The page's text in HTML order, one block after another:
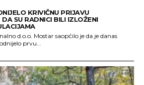
KRIVIČNU PRIJAVU
SU RADNICI BILI IZLOŽENI
d.o.o. Mostar saopćilo je da je danas
prvu...